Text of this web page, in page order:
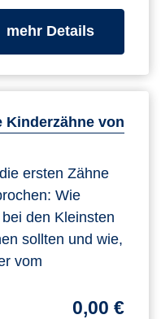
mehr Detailszum
Kinderzähne von
ersten Zähne
Wie
den Kleinsten
sollten und wie,
vom
0,00 €